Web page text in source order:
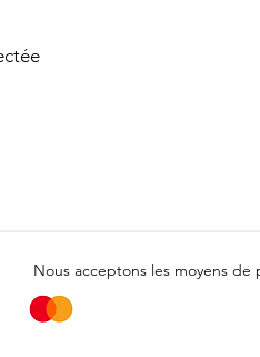
Nous acceptons les moyens de